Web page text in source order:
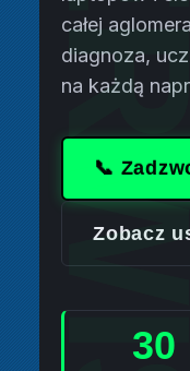
całej
diagnoza,
na każdą
📞
Zobacz
30